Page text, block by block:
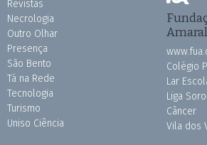
Revistas
Necrologia
Outro Olhar
Presença
São Bento
Tá na Rede
Tecnologia
Turismo
Uniso Ciência
Amaral
Colégio
Lar
Liga
Câncer
Vila dos